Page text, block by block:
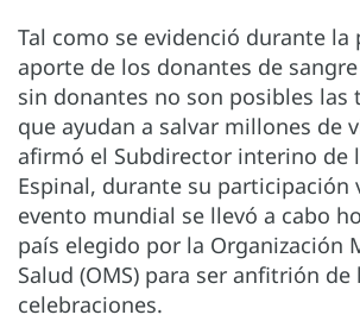
Tal como se evidenció durante la
aporte de los donantes de
sin donantes no son posibles las
que ayudan a salvar millones de
afirmó el Subdirector interino de
Espinal, durante su participación
evento mundial se llevó a cabo
país elegido por la Organización
Salud (OMS) para ser anfitrión de
celebraciones.